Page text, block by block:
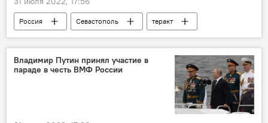
Россия Севастополь теракт
Владимир Путин принял участие в
параде в честь ВМФ России